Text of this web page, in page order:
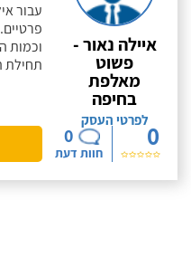
איילה נאור -
פשוט
מאלפת
בחיפה
לפרטי העסק0
0
חוות דעת
עבור
וכמות
תחילת